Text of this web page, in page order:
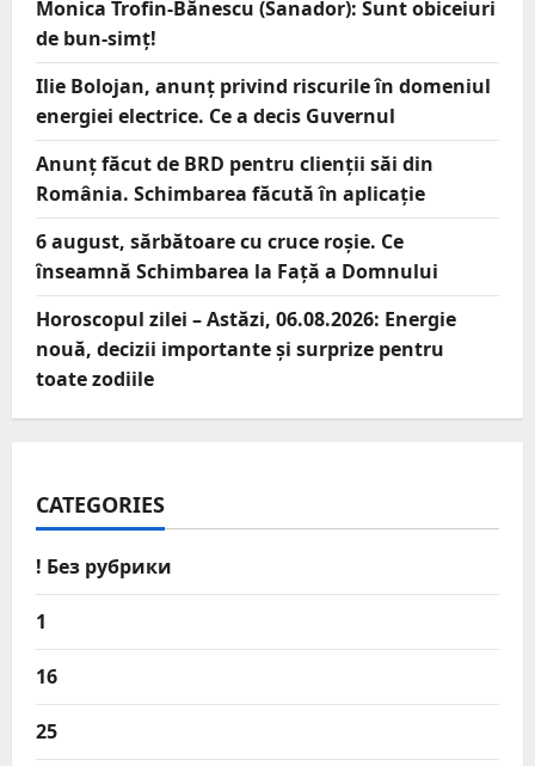
Monica Trofin-Bănescu (Sanador): Sunt obiceiuri
de bun-simț!
Ilie Bolojan, anunț privind riscurile în domeniul
energiei electrice. Ce a decis Guvernul
Anunț făcut de BRD pentru clienții săi din
România. Schimbarea făcută în aplicație
6 august, sărbătoare cu cruce roșie. Ce
înseamnă Schimbarea la Față a Domnului
Horoscopul zilei – Astăzi, 06.08.2026: Energie
nouă, decizii importante și surprize pentru
toate zodiile
CATEGORIES
! Без рубрики
1
16
25